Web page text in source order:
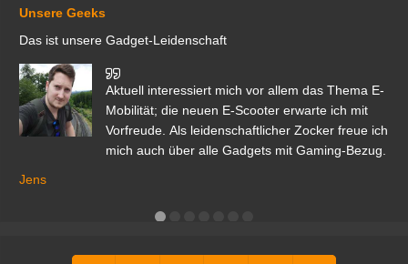
Unsere Geeks
Das ist unsere Gadget-Leidenschaft
Aktuell interessiert mich vor allem das Thema E-
Mobilität; die neuen E-Scooter erwarte ich mit
Vorfreude. Als leidenschaftlicher Zocker freue ich
mich auch über alle Gadgets mit Gaming-Bezug.
Jens